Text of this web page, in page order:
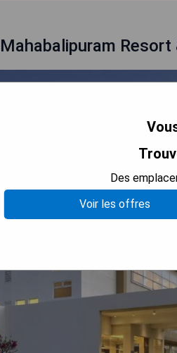
Resort
Des
Voir les offres